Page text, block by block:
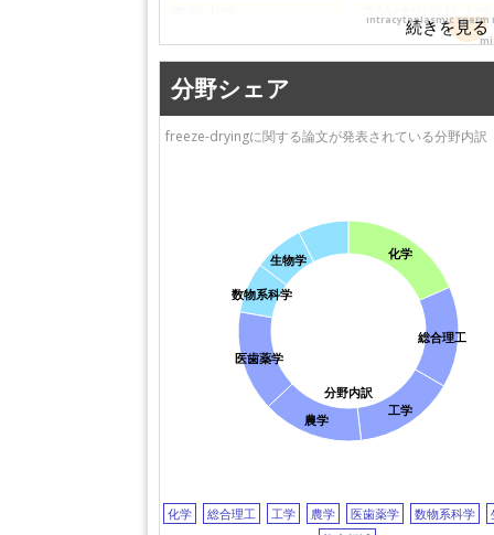
intracytoplasmic sperm
高崎健康福祉大学
関西学院大学
分野シェア
freeze-dryingに関する論文が発表されている分野内訳
分野内訳
化学
総合理工
工学
農学
医歯薬学
数物系科学
生物学
化学 総合理工 工学 農学 医歯薬学 数物系科学